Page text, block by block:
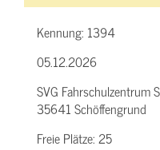
Kennung: 1394
05.12.2026
SVG Fahrschulzentrum
35641 Schöffengrund
Freie Plätze:25